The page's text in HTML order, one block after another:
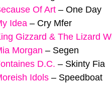
Of Art – One Day
Idea – Cry Mfer
Gizzard & The Lizard
Morgan – Segen
D.C. – Skinty Fia
Idols – Speedboat